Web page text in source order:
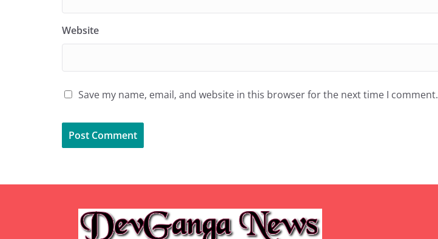
Website
Save my name, email, and website in this browser for the next time I comment.